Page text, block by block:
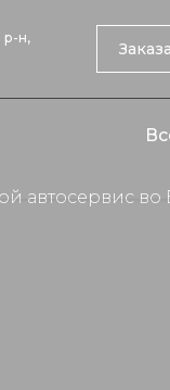
р-н,